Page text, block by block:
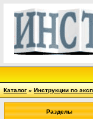
Каталог»Инструкции по
Разделы